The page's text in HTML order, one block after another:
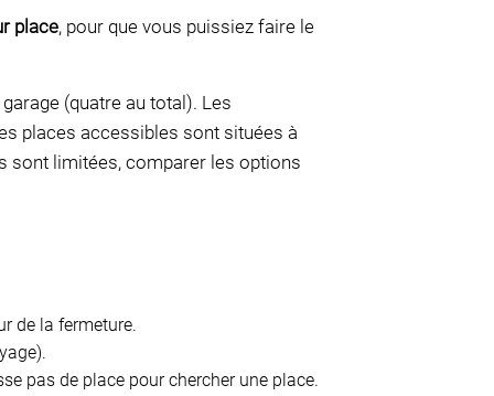
place, pour que vous puissiez faire le
(quatre au total). Les
places accessibles sont situées à
sont limitées, comparer les options
de la fermeture.
pas de place pour chercher une place.